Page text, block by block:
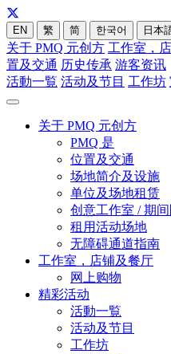
EN 繁 简 한국어 日本
关于 PMQ 元创方 工作室，
置及交通 历史传承 游客资讯
活動一覧 活动及节目 工作坊
关于 PMQ 元创方
PMQ 是
位置及交通
场地简介及设施
单位及场地租赁
创意工作室 / 期
租用活动场地
无障碍通道指南
工作室，店铺及餐厅
网上购物
精彩活动
活動一覧
活动及节目
工作坊